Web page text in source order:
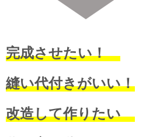
完成させたい！
縫い代付きがいい！
改造して作りたい